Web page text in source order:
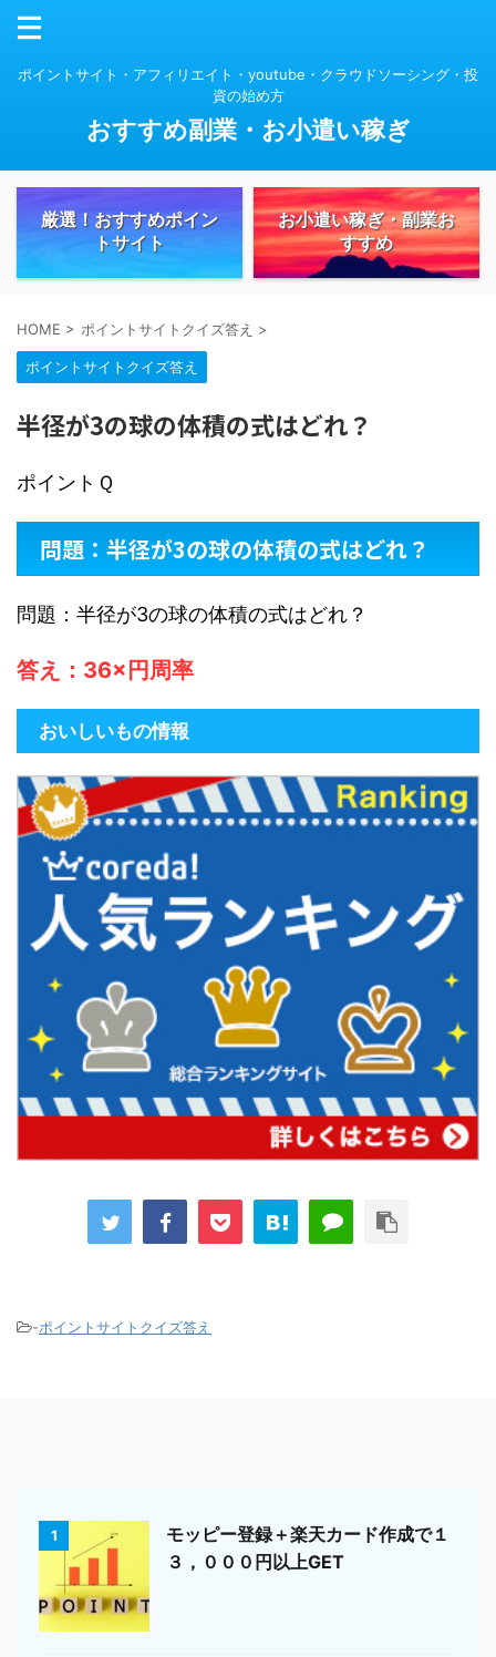
ポイントサイト・アフィリエイト・youtube・クラウドソーシング・投
資の始め方
おすすめ副業・お小遣い稼ぎ
厳選！おすすめポイン
トサイト
お小遣い稼ぎ・副業お
すすめ
HOME > ポイントサイトクイズ答え >
ポイントサイトクイズ答え
半径が3の球の体積の式はどれ？
ポイントＱ
問題：半径が3の球の体積の式はどれ？
問題：半径が3の球の体積の式はどれ？
答え：36×円周率
おいしいもの情報
-ポイントサイトクイズ答え
1
モッピー登録＋楽天カード作成で１
３，０００円以上GET